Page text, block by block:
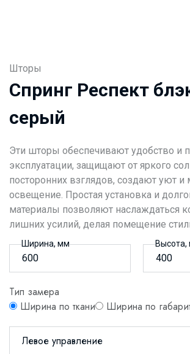
Шторы
Спринг Респект
серый
Эти шторы обеспечивают удобство и
эксплуатации, защищают от яркого
посторонних взглядов, создают уют и
освещение. Простая установка и
материалы позволяют наслаждаться
лишних усилий, делая помещение
Ширина, мм Высота,
Тип замера
Ширина по ткани
Ширина по
Левое управление